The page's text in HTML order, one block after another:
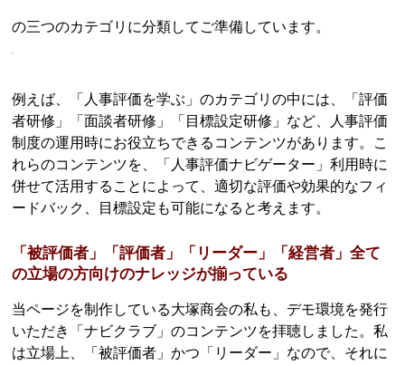
の三つのカテゴリに分類してご準備しています。
例えば、「人事評価を学ぶ」のカテゴリの中には、「評価
者研修」「面談者研修」「目標設定研修」など、人事評価
制度の運用時にお役立ちできるコンテンツがあります。こ
れらのコンテンツを、「人事評価ナビゲーター」利用時に
併せて活用することによって、適切な評価や効果的なフィ
ードバック、目標設定も可能になると考えます。
「被評価者」「評価者」「リーダー」「経営者」全て
の立場の方向けのナレッジが揃っている
当ページを制作している大塚商会の私も、デモ環境を発行
いただき「ナビクラブ」のコンテンツを拝聴しました。私
は立場上、「被評価者」かつ「リーダー」なので、それに